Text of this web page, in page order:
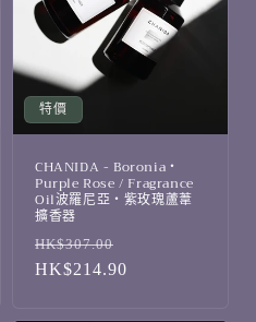
特價
CHANIDA - Boronia・
Purple Rose / Fragrance
Oil波羅尼亞・紫玫瑰蘆葦
擴香器
定
價
HK$307.00
價
HK$214.90